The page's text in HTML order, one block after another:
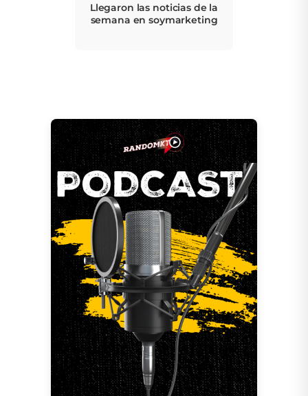
Llegaron las noticias de la
semana en soymarketing